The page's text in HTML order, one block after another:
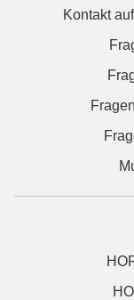
Kontakt